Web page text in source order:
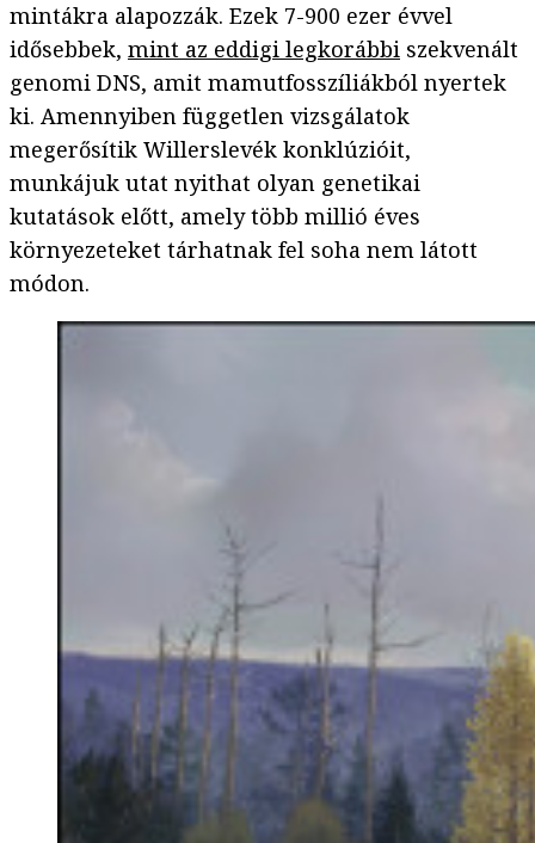
mintákra alapozzák. Ezek 7-900 ezer évvel
idősebbek, mint az eddigi legkorábbi szekvenált
genomi DNS, amit mamutfosszíliákból nyertek
ki. Amennyiben független vizsgálatok
megerősítik Willerslevék konklúzióit,
munkájuk utat nyithat olyan genetikai
kutatások előtt, amely több millió éves
környezeteket tárhatnak fel soha nem látott
módon.